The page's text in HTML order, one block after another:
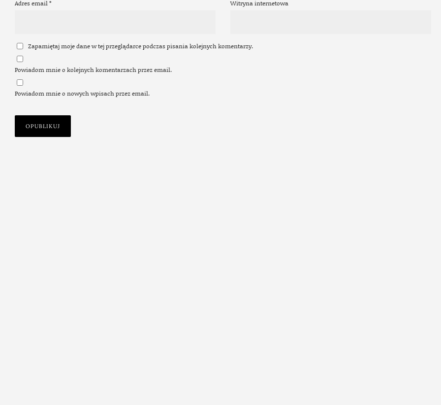
Adres email* Witryna internetowa
Zapamiętaj moje dane w tej przeglądarce podczas pisania kolejnych komentarzy.
Powiadom mnie o kolejnych komentarzach przez email.
Powiadom mnie o nowych wpisach przez email.